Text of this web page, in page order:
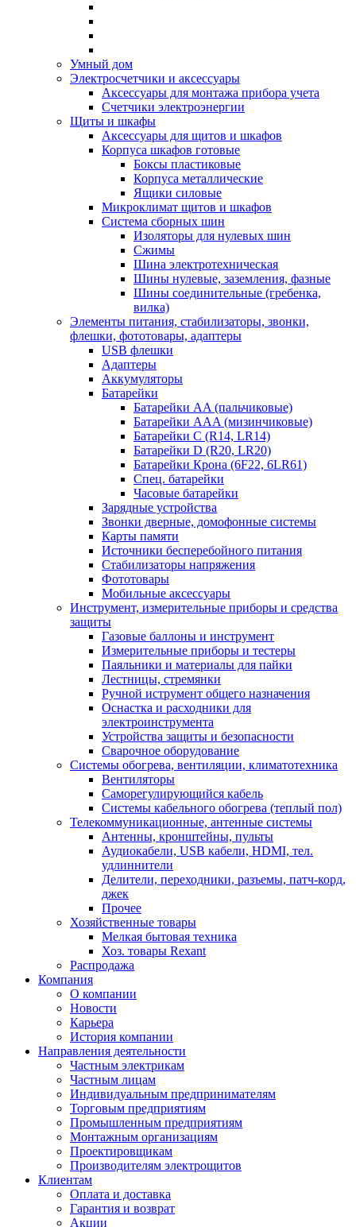
Умный дом
Электросчетчики и аксессуары
Аксессуары для монтажа прибора учета
Счетчики электроэнергии
Щиты и шкафы
Аксессуары для щитов и шкафов
Корпуса шкафов готовые
Боксы пластиковые
Корпуса металлические
Ящики силовые
Микроклимат щитов и шкафов
Система сборных шин
Изоляторы для нулевых шин
Сжимы
Шина электротехническая
Шины нулевые, заземления, фазные
Шины соединительные (гребенка,
вилка)
Элементы питания, стабилизаторы, звонки,
флешки, фототовары, адаптеры
USB флешки
Адаптеры
Аккумуляторы
Батарейки
Батарейки AA (пальчиковые)
Батарейки AAA (мизинчиковые)
Батарейки C (R14, LR14)
Батарейки D (R20, LR20)
Батарейки Крона (6F22, 6LR61)
Спец. батарейки
Часовые батарейки
Зарядные устройства
Звонки дверные, домофонные системы
Карты памяти
Источники бесперебойного питания
Стабилизаторы напряжения
Фототовары
Мобильные аксессуары
Инструмент, измерительные приборы и средства
защиты
Газовые баллоны и инструмент
Измерительные приборы и тестеры
Паяльники и материалы для пайки
Лестницы, стремянки
Ручной иструмент общего назначения
Оснастка и расходники для
электроинструмента
Устройства защиты и безопасности
Сварочное оборудование
Системы обогрева, вентиляции, климатотехника
Вентиляторы
Саморегулирующийся кабель
Системы кабельного обогрева (теплый пол)
Телекоммуникационные, антенные системы
Антенны, кронштейны, пульты
Аудиокабели, USB кабели, HDMI, тел.
удлиннители
Делители, переходники, разъемы, патч-корд,
джек
Прочее
Хозяйственные товары
Мелкая бытовая техника
Хоз. товары Rexant
Распродажа
Компания
О компании
Новости
Карьера
История компании
Направления деятельности
Частным электрикам
Частным лицам
Индивидуальным предпринимателям
Торговым предприятиям
Промышленным предприятиям
Монтажным организациям
Проектировщикам
Производителям электрощитов
Клиентам
Оплата и доставка
Гарантия и возврат
Акции